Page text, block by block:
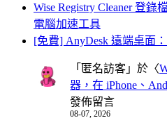
Wise Registry Cleaner 登
電腦加速工具
[免費] AnyDesk 遠端桌面
「 匿名訪客 」於〈
器，在 iPhone、
發佈留言
08-07, 2026